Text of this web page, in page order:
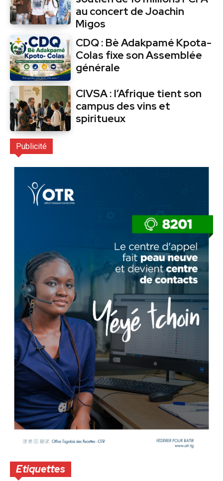
au concert de Joachin
Migos
CDQ : Bè Adakpamé Kpota-
Colas fixe son Assemblée
générale
CIVSA : l’Afrique tient son
campus des vins et
spiritueux
Publicité
Etiquettes